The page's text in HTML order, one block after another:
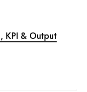
KPI & Output